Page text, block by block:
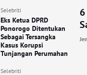
Selebriti
Eks Ketua DPRD
Ponorogo Ditentukan
Sebagai Tersangka
Kasus Korupsi
Tunjangan Perumahan
Selebriti